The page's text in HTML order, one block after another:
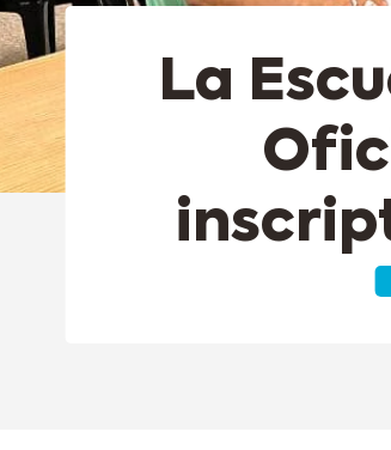
La